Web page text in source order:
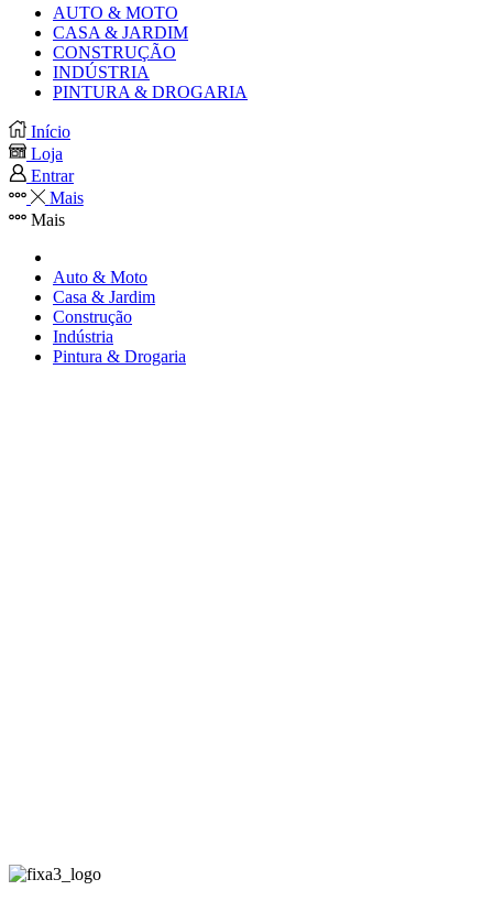
AUTO & MOTO
CASA & JARDIM
CONSTRUÇÃO
INDÚSTRIA
PINTURA & DROGARIA
Início
Loja
Entrar
Mais
Mais
Auto & Moto
Casa & Jardim
Construção
Indústria
Pintura & Drogaria